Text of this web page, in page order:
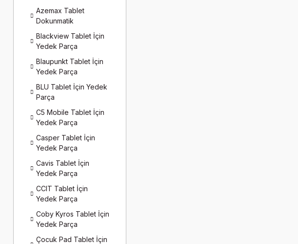
Azemax Tablet
Dokunmatik
Blackview Tablet İçin
Yedek Parça
Blaupunkt Tablet İçin
Yedek Parça
BLU Tablet İçin Yedek
Parça
C5 Mobile Tablet İçin
Yedek Parça
Casper Tablet İçin
Yedek Parça
Cavis Tablet İçin
Yedek Parça
CCIT Tablet İçin
Yedek Parça
Coby Kyros Tablet İçin
Yedek Parça
Çocuk Pad Tablet İçin